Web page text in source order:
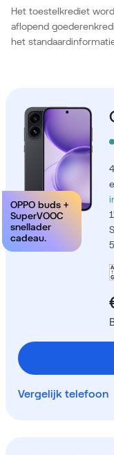
Het toestelkrediet
aflopend
het
OPPO buds +
SuperVOOC
snellader
cadeau.
Vergelijk telefoon